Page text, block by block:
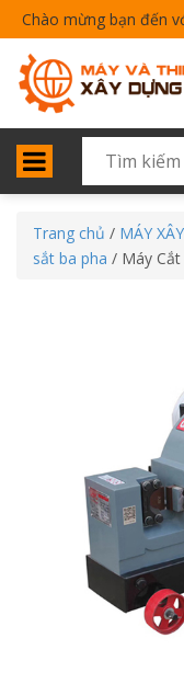
Chào mừng bạn đến
Trang chủ / MÁY
sắt ba pha / Máy Cắt